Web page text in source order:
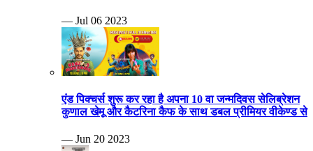
— Jul 06 2023
एंड पिक्चर्स शुरू कर रहा है अपना 10 वा जन्मदिवस सेलिब्रेशन
कुणाल खेमू और कैटरिना कैफ के साथ डबल प्रीमियर वीकेण्ड से
— Jun 20 2023